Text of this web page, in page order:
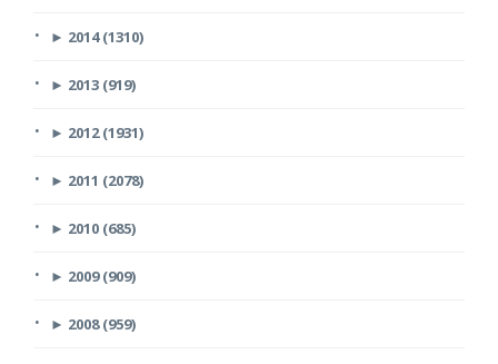
► 2014 (1310)
► 2013 (919)
► 2012 (1931)
► 2011 (2078)
► 2010 (685)
► 2009 (909)
► 2008 (959)